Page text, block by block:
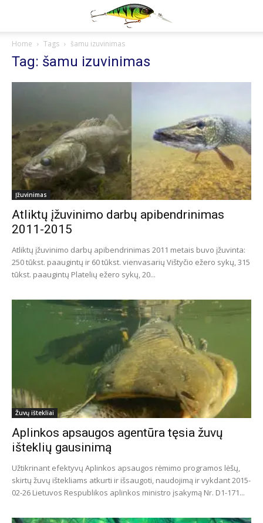
Home Tags šamu izuvinimas
Tag: šamu izuvinimas
Įžuvinimas
Atliktų įžuvinimo darbų apibendrinimas
2011-2015
Atliktų įžuvinimo darbų apibendrinimas 2011 metais buvo įžuvinta:
250 tūkst. paaugintų ir 60 tūkst. vienvasarių Vištyčio ežero sykų, 315
tūkst. paaugintų Platelių ežero sykų, 20...
Žuvų ištekliai
Aplinkos apsaugos agentūra tęsia žuvų
išteklių gausinimą
Užtikrinant efektyvų Aplinkos apsaugos rėmimo programos lėšų,
skirtų žuvų ištekliams atkurti ir išsaugoti, naudojimą ir vykdant 2015-
02-26 Lietuvos Respublikos aplinkos ministro įsakymą Nr. D1-171...